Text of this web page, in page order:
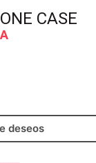
CASE
deseos